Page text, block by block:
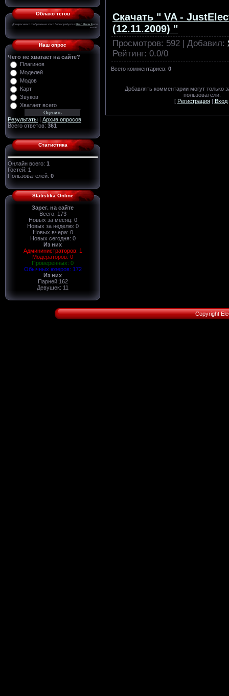
Облако тегов
Для красивого отображения этого блока требуетсяFlash Player 9или
выше.
Наш опрос
Чего не хватает на сайте?
Плагинов
Моделей
Модов
Карт
Звуков
Хватает всего
Результаты | Архив опросов
Всего ответов: 361
Статистика
Онлайн всего: 1
Гостей: 1
Пользователей: 0
Statistika Online
Зарег. на сайте
Всего: 173
Новых за месяц: 0
Новых за неделю: 0
Новых вчера: 0
Новых сегодня: 0
Из них
Админинистраторов: 1
Модераторов: 0
Проверенных: 0
Обычных юзеров: 172
Из них
Парней:162
Девушек: 11
Скачать " VA -
(12.11.2009) "
Просмотров: 592 | Добавил:
Рейтинг: 0.0/0
Всего комментариев: 0
Добавлять комментарии могут только
пользователи.
[ Регистрация| Вход
Copyright